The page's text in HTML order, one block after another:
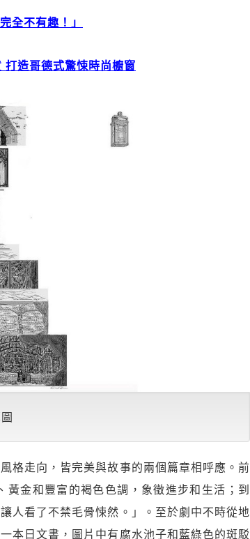
全不有趣！」
造哥德式驚悚時尚櫥窗
格走向，皆完美與故事的兩個篇章相呼應。前
金和豐富的褐色色調，象徵進步和生活；到
人看了不禁毛骨悚然。」。至於劇中不時從地
本日文書，圖片中有腐水池子和藍綠色的斑駁